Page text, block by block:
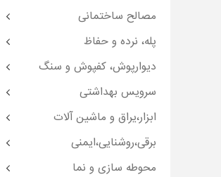
مصالح ساختمانی
پله، نرده و حفاظ
دیوارپوش، کفپوش و سنگ
سرویس بهداشتی
ابزار،یراق و ماشین آلات
برقی،روشنایی،ایمنی
محوطه سازی و نما